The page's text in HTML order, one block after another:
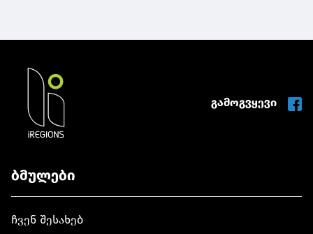
გამოგვყევი
ბმულები
ჩვენ შესახებ